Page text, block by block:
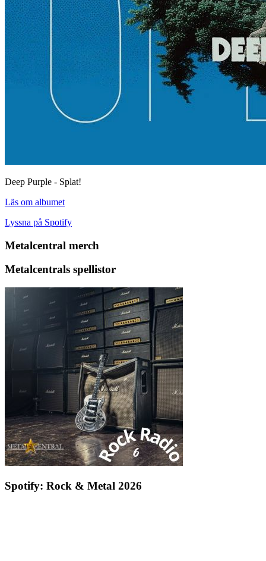
Deep Purple - Splat!
Läs om albumet
Lyssna på Spotify
Metalcentral merch
Metalcentrals spellistor
Spotify: Rock & Metal 2026